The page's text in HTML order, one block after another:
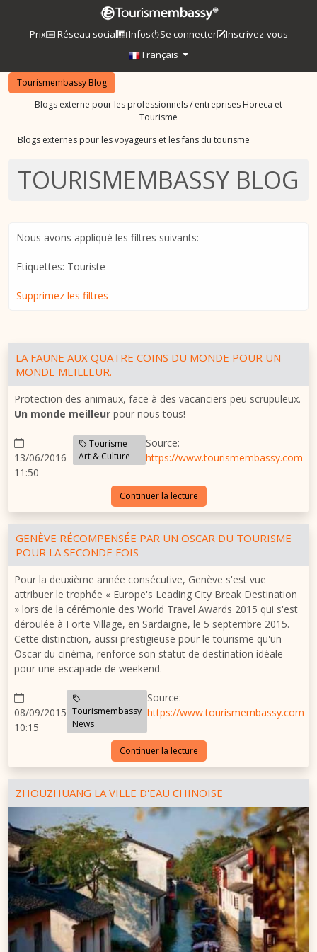
Prix Réseau social Infos Se connecter
Inscrivez-vous
Français
Tourismembassy Blog
Blogs externe pour les professionnels / entreprises Horeca et
Tourisme
Blogs externes pour les voyageurs et les fans du tourisme
TOURISMEMBASSY BLOG
Nous avons appliqué les filtres suivants:
Etiquettes: Touriste
Supprimez les filtres
LA FAUNE AUX QUATRE COINS DU MONDE POUR UN
MONDE MEILLEUR.
Protection des animaux, face à des vacanciers peu scrupuleux.
Un monde meilleur pour nous tous!
13/06/2016
11:50
Tourisme
Art & Culture
Source:
https://www.tourismembassy.com
Continuer la lecture
GENÈVE RÉCOMPENSÉE PAR UN OSCAR DU TOURISME
POUR LA SECONDE FOIS
Pour la deuxième année consécutive, Genève s'est vue
attribuer le trophée « Europe's Leading City Break Destination
» lors de la cérémonie des World Travel Awards 2015 qui s'est
déroulée à Forte Village, en Sardaigne, le 5 septembre 2015.
Cette distinction, aussi prestigieuse pour le tourisme qu'un
Oscar du cinéma, renforce son statut de destination idéale
pour une escapade de weekend.
08/09/2015
10:15
Tourismembassy
News
Source:
https://www.tourismembassy.com
Continuer la lecture
ZHOUZHUANG LA VILLE D'EAU CHINOISE